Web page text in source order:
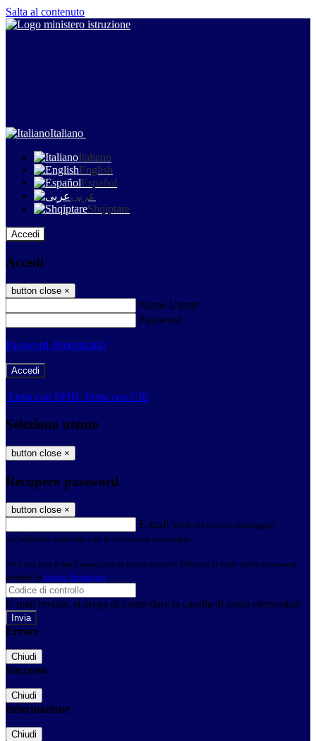
Salta al contenuto
Italiano
Italiano
English
Español
عربى
Shqiptare
Accedi
Accedi
button close ×
Nome Utente
Password
Password dimenticata?
-
Entra con SPID Entra con CIE
Seleziona utente
button close ×
Recupero password
button close ×
E-mail Verrà inviato un messaggio
all'indirizzo indicato con le istruzioni necessarie.
Non hai una e-mail associata al nome utente? Effettua il reset della password
tramite la Login Spaggiari
E-mail inviata, si prega di controllare la casella di posta elettronica!
Errore
Chiudi
Successo
Chiudi
Informazione
Chiudi